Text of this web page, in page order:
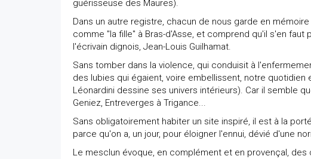
guérisseuse des Maures).
Dans un autre registre, chacun de nous garde en
comme "la fille" à Bras-d'Asse, et comprend qu'il s'en
l'écrivain dignois, Jean-Louis Guilhamat.
Sans tomber dans la violence, qui conduisit à
des lubies qui égaient, voire embellissent, notre
Léonardini dessine ses univers intérieurs). Car il semble
Geniez, Entreverges à Trigance...
Sans obligatoirement habiter un site inspiré, il est à la
parce qu'on a, un jour, pour éloigner l'ennui, dévié d'une
Le mesclun évoque, en complément et en provençal,